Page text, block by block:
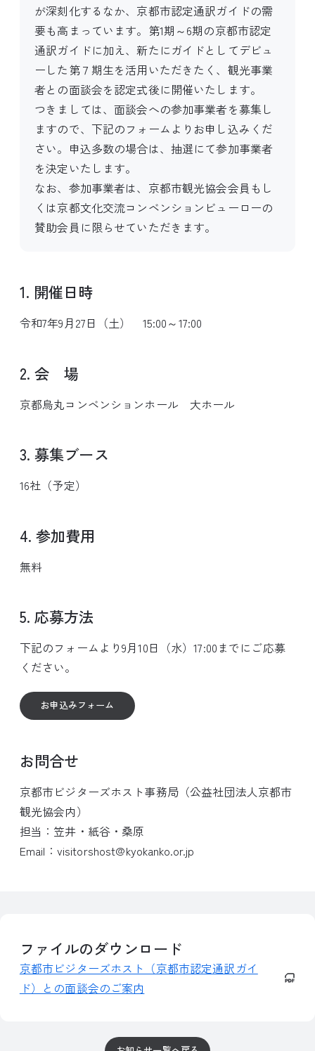
が深刻化するなか、京都市認定通訳ガイドの需
要も高まっています。第1期～6期の京都市認定
通訳ガイドに加え、新たにガイドとしてデビュ
ーした第７期生を活用いただきたく、観光事業
者との面談会を認定式後に開催いたします。
つきましては、面談会への参加事業者を募集し
ますので、下記のフォームよりお申し込みくだ
さい。申込多数の場合は、抽選にて参加事業者
を決定いたします。
なお、参加事業者は、京都市観光協会会員もし
くは京都文化交流コンベンションビューローの
賛助会員に限らせていただきます。
1. 開催日時
令和7年9月27日（土） 15:00～17:00
2. 会 場
京都烏丸コンベンションホール 大ホール
3. 募集ブース
16社（予定）
4. 参加費用
無料
5. 応募方法
下記のフォームより9月10日（水）17:00までにご応募
ください。
お申込みフォーム
お問合せ
京都市ビジターズホスト事務局（公益社団法人京都市
観光協会内）
担当：笠井・紙谷・桑原
Email：visitorshost@kyokanko.or.jp
ファイルのダウンロード
京都市ビジターズホスト（京都市認定通訳ガイ
ド）との面談会のご案内